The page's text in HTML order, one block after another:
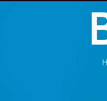
อมๆ ที่ไม่ใช่